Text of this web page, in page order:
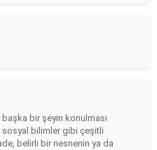
bir şeyin konulması
sosyal bilimler gibi çeşitli
belirli bir nesnenin ya da